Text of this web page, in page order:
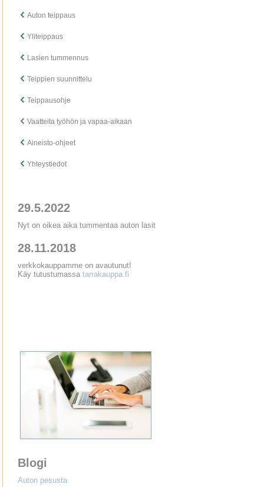
Auton teippaus
Yliteippaus
Lasien tummennus
Teippien suunnittelu
Teippausohje
Vaatteita työhön ja vapaa-aikaan
Aineisto-ohjeet
Yhteystiedot
29.5.2022
Nyt on oikea aika tummentaa auton lasit
28.11.2018
verkkokauppamme on avautunut!
Käy tutustumassatarrakauppa.fi
Blogi
Auton pesusta